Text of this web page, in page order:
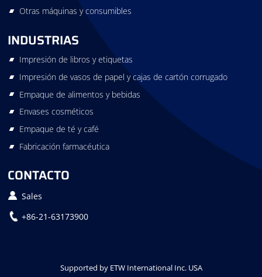
Otras máquinas y consumibles
INDUSTRIAS
Impresión de libros y etiquetas
Impresión de vasos de papel y cajas de cartón corrugado
Empaque de alimentos y bebidas
Envases cosméticos
Empaque de té y café
Fabricación farmacéutica
CONTACTO
Sales
+86-21-63173900
Supported by ETW International Inc. USA